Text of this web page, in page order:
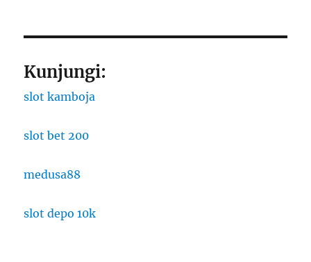
Kunjungi:
slot kamboja
slot bet 200
medusa88
slot depo 10k